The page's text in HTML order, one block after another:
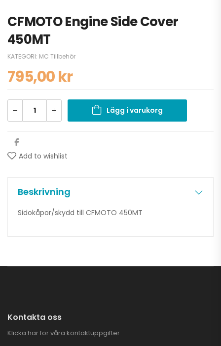
CFMOTO Engine Side Cover
450MT
KATEGORI: MC Tillbehör
795,00kr
Lägg i varukorg
Add to wishlist
Beskrivning
Sidokåpor/skydd till CFMOTO 450MT
Kontakta oss
Klicka här för våra kontaktuppgifter